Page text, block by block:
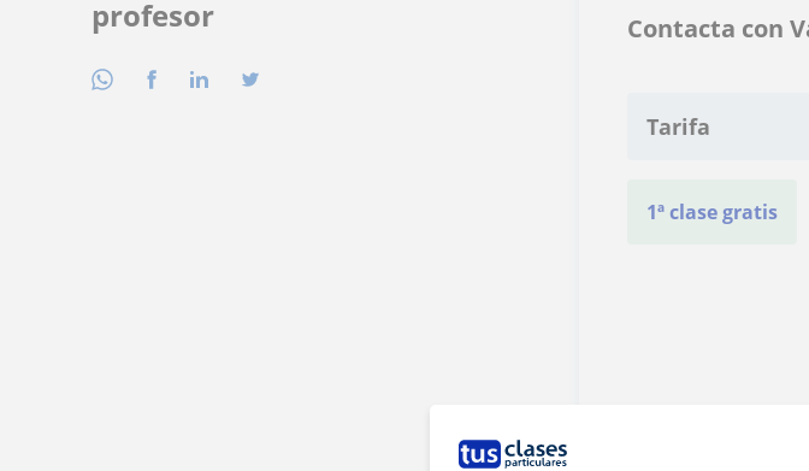
profesor
Contacta con
Tarifa
1ª clase gratis